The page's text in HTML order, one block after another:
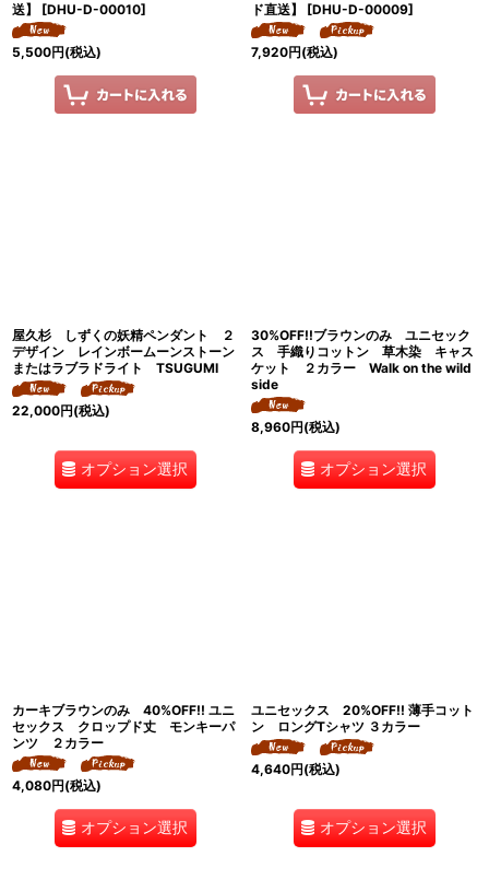
送】
[DHU-D-00010]
5,500円(税込)
ド直送】
[DHU-D-00009]
7,920円(税込)
屋久杉 しずくの妖精ペンダント ２
デザイン レインボームーンストーン
またはラブラドライト TSUGUMI
22,000円(税込)
オプション選択
30%OFF!!ブラウンのみ ユニセック
ス 手織りコットン 草木染 キャス
ケット ２カラー Walk on the wild
side
8,960円(税込)
オプション選択
カーキブラウンのみ 40%OFF!! ユニ
セックス クロップド丈 モンキーパ
ンツ ２カラー
4,080円(税込)
オプション選択
ユニセックス 20%OFF!! 薄手コット
ン ロングTシャツ ３カラー
4,640円(税込)
オプション選択